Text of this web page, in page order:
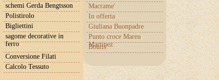
Macrame'
In offerta
Giuliana Buonpadre
Punto croce Maren
Martinez
Boutis
schemi Gerda Bengtsson
Polistirolo
Bigliettini
sagome decorative in
ferro
Conversione Filati
Calcolo Tessuto